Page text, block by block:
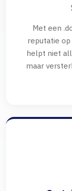
Met een
reputatie
helpt niet
maar